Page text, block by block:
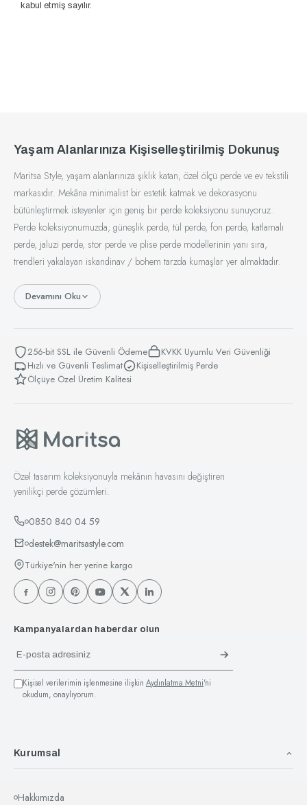
kabul etmiş sayılır.
Yaşam Alanlarınıza Kişiselleştirilmiş Dokunuş
Maritsa Style, yaşam alanlarınıza şıklık katan, özel ölçü perde ve ev tekstili
markasıdır. Mekâna minimalist bir estetik katmak ve dekorasyonu
bütünleştirmek isteyenler için geniş bir perde koleksiyonu sunuyoruz.
Perde koleksiyonumuzda; güneşlik perde, tül perde, fon perde, katlamalı
perde, jaluzi perde, stor perde ve plise perde modellerinin yanı sıra,
trendleri yakalayan iskandinav / bohem tarzda kumaşlar yer almaktadır.
Devamını Oku
256-bit SSL ile Güvenli Ödeme
KVKK Uyumlu Veri Güvenliği
Hızlı ve Güvenli Teslimat
Kişiselleştirilmiş Perde
Ölçüye Özel Üretim Kalitesi
Özel tasarım koleksiyonuyla mekânın havasını değiştiren
yenilikçi perde çözümleri.
0850 840 04 59
destek@maritsastyle.com
Türkiye'nin her yerine kargo
Kampanyalardan haberdar olun
Kişisel verilerimin işlenmesine ilişkin Aydınlatma Metni'ni
okudum, onaylıyorum.
Kurumsal
Hakkımızda